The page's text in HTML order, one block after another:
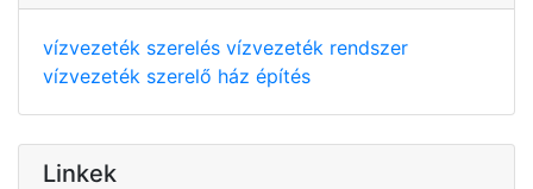
vízvezeték szerelés vízvezeték rendszer
vízvezeték szerelő ház építés
Linkek